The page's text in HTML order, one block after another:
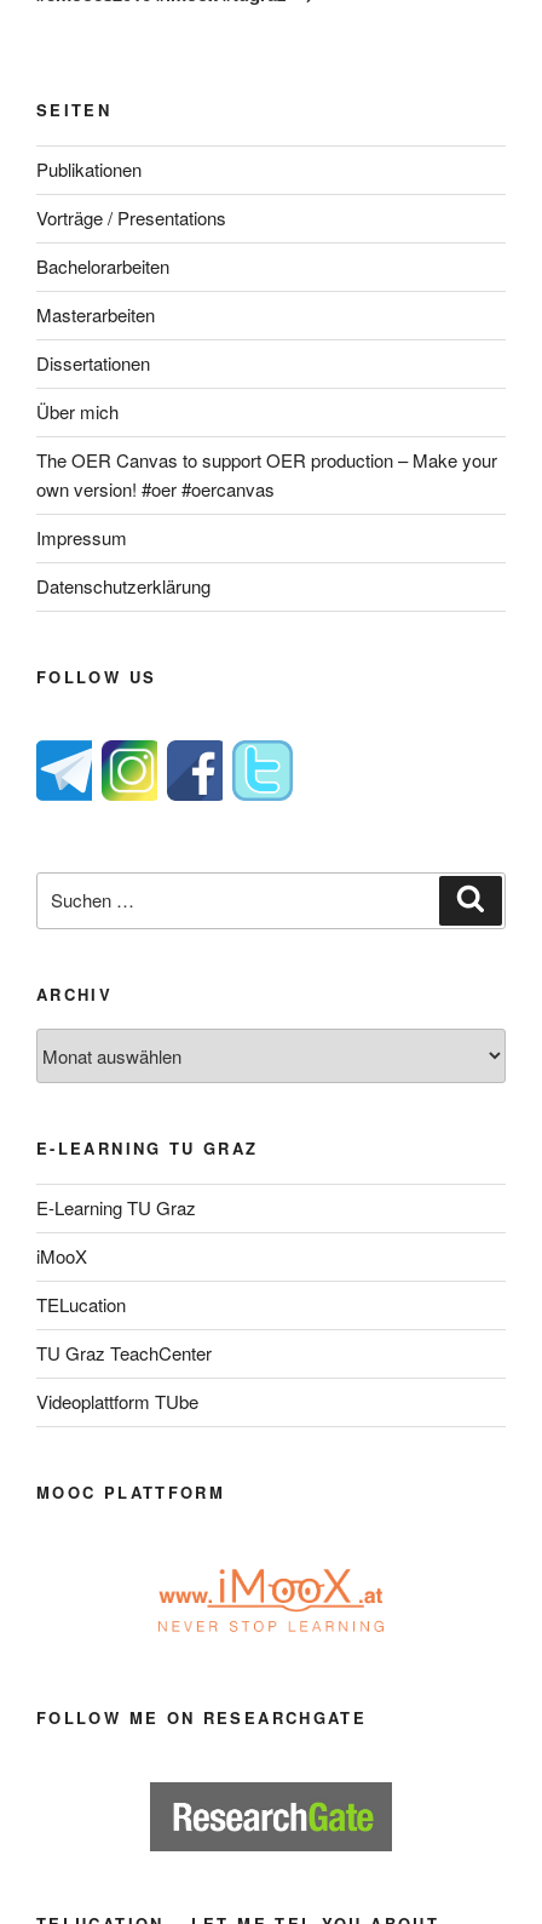
SEITEN
Publikationen
Vorträge / Presentations
Bachelorarbeiten
Masterarbeiten
Dissertationen
Über mich
The OER Canvas to support OER production – Make your
own version! #oer #oercanvas
Impressum
Datenschutzerklärung
FOLLOW US
nach:
ARCHIV
E-LEARNING TU GRAZ
E-Learning TU Graz
iMooX
TELucation
TU Graz TeachCenter
Videoplattform TUbe
MOOC PLATTFORM
FOLLOW ME ON RESEARCHGATE